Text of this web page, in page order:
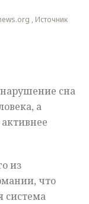
, Источник
сна
а
из
что
система